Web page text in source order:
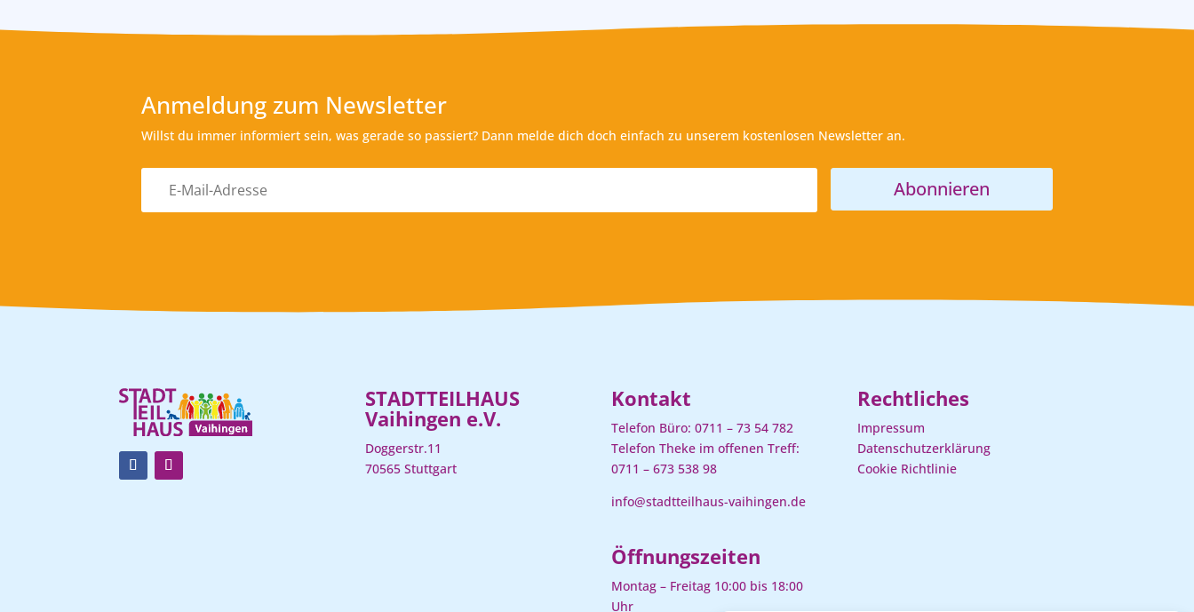
Anmeldung zum Newsletter
Willst du immer informiert sein, was gerade so passiert? Dann melde dich doch einfach zu unserem kostenlosen Newsletter an.
Abonnieren
STADTTEILHAUS
Vaihingen e.V.
Doggerstr.11
70565 Stuttgart
Kontakt
Telefon Büro:0711 – 73 54 782
Telefon Theke im offenen Treff:
0711 – 673 538 98
info@stadtteilhaus-vaihingen.de
Öffnungszeiten
Montag – Freitag 10:00 bis 18:00
Uhr
Rechtliches
Impressum
Datenschutzerklärung
Cookie Richtlinie